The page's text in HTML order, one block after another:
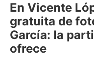
En Vicente
gratuita de
García: la
ofrece